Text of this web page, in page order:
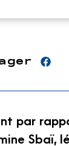
par
Sbaï,